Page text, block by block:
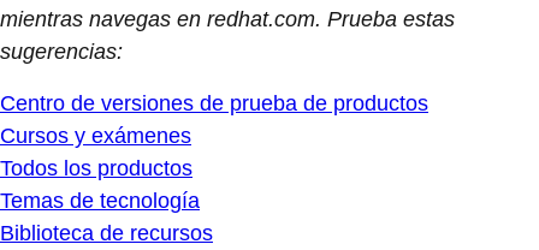
mientras navegas en redhat.com. Prueba estas
sugerencias:
Centro de versiones de prueba de productos
Cursos y exámenes
Todos los productos
Temas de tecnología
Biblioteca de recursos